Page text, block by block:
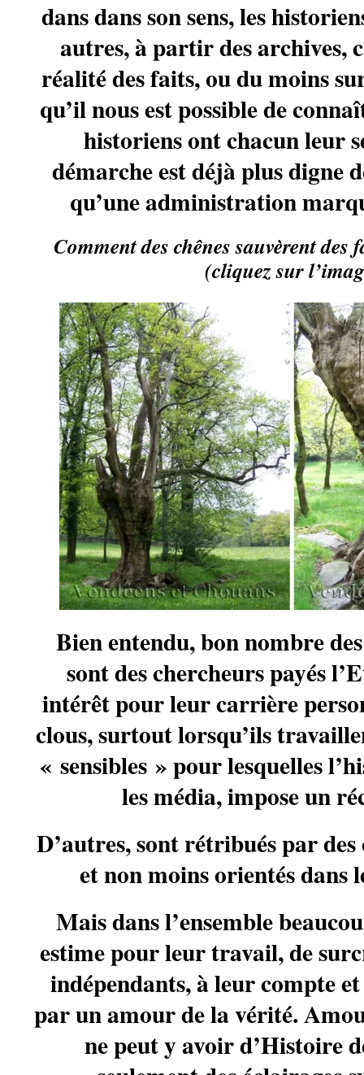
dans dans son sens, les
autres, à partir des archives,
réalité des faits, ou du moins
qu’il nous est possible de
historiens ont chacun leur
démarche est déjà plus digne
qu’une administration
Comment des chênes sauvèrent des
(cliquez sur
Bien entendu, bon nombre
sont des chercheurs payés
intérêt pour leur carrière
clous, surtout lorsqu’ils
« sensibles » pour lesquelles
les média, impose un
D’autres, sont rétribués par
et non moins orientés dans
Mais dans l’ensemble
estime pour leur travail, de
indépendants, à leur compte
par un amour de la vérité.
ne peut y avoir d’Histoire